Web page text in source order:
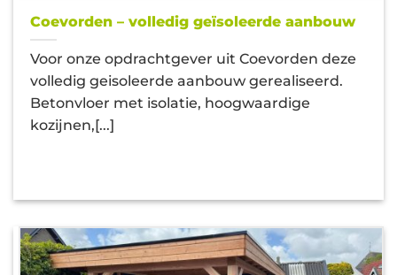
Coevorden – volledig geïsoleerde aanbouw
Voor onze opdrachtgever uit Coevorden deze
volledig geisoleerde aanbouw gerealiseerd.
Betonvloer met isolatie, hoogwaardige
kozijnen,[...]